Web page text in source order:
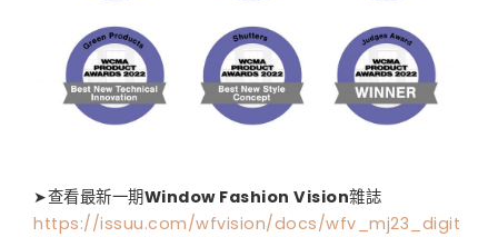
➤查看最新一期Window Fashion Vision雜誌
https://issuu.com/wfvision/docs/wfv_mj23_digit